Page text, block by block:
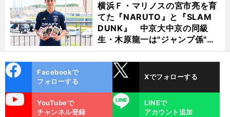
横浜Ｆ・マリノスの宮市亮を育
てた『NARUTO』と『SLAM
DUNK』 中京大中京の同級
生・木原龍一は"ジャンプ係"だ
った
ok
Facebookで
フォローする
Xでフォローする
YouTubeで
チャンネル登録
LINE
LINEで
アカウント追加